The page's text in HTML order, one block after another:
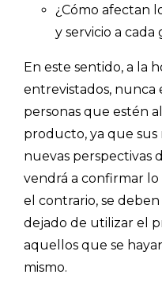
¿Cómo afectan
y servicio a
En este sentido, a la
entrevistados, nunca
personas que estén
producto, ya que sus
nuevas perspectivas
vendrá a confirmar
el contrario, se
dejado de utilizar el
aquellos que se
mismo.